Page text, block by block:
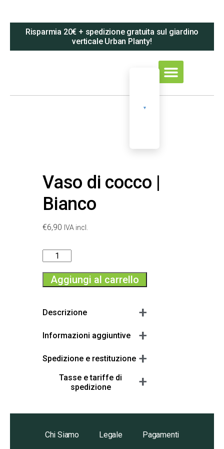
Risparmia 20€ + spedizione gratuita sul giardino
verticale Urban Planty!
Vaso di cocco |
Bianco
€6,90 IVA incl.
Aggiungi al carrello
Descrizione +
Informazioni aggiuntive +
Spedizione e restituzione +
Tasse e tariffe di
spedizione
+
Chi Siamo Legale Pagamenti